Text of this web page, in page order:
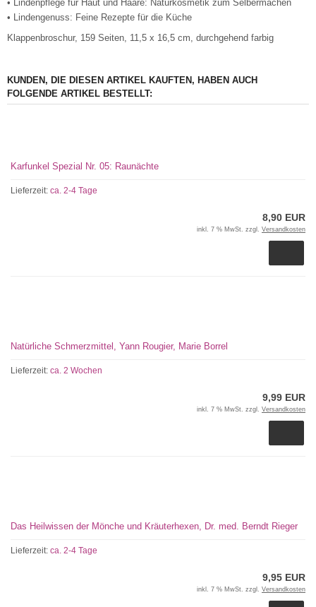
• Lindenpflege für Haut und Haare: Naturkosmetik zum Selbermachen
• Lindengenuss: Feine Rezepte für die Küche
Klappenbroschur, 159 Seiten, 11,5 x 16,5 cm, durchgehend farbig
KUNDEN, DIE DIESEN ARTIKEL KAUFTEN, HABEN AUCH
FOLGENDE ARTIKEL BESTELLT:
Karfunkel Spezial Nr. 05: Raunächte
Lieferzeit: ca. 2-4 Tage
8,90 EUR
inkl. 7 % MwSt. zzgl. Versandkosten
Natürliche Schmerzmittel, Yann Rougier, Marie Borrel
Lieferzeit: ca. 2 Wochen
9,99 EUR
inkl. 7 % MwSt. zzgl. Versandkosten
Das Heilwissen der Mönche und Kräuterhexen, Dr. med. Berndt Rieger
Lieferzeit: ca. 2-4 Tage
9,95 EUR
inkl. 7 % MwSt. zzgl. Versandkosten